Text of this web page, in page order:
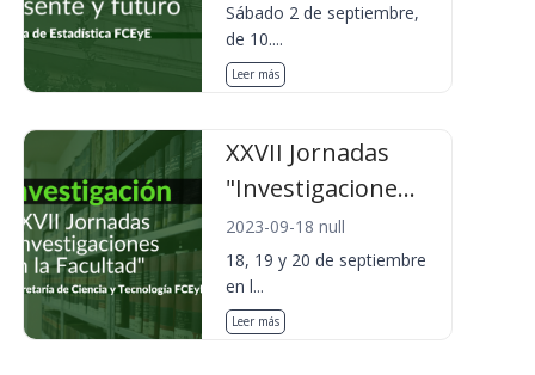
Sábado 2 de septiembre,
de 10....
Leer más
XXVII Jornadas
"Investigacione...
2023-09-18 null
18, 19 y 20 de septiembre
en l...
Leer más